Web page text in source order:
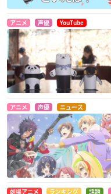
アニメ 声優 YouTube
アニメ 声優 ニュース
劇場アニメ ランキング 話題